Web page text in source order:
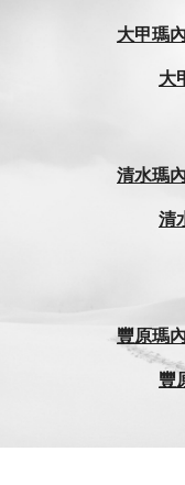
大甲瑪
大
清水瑪
清
豐原瑪
豐